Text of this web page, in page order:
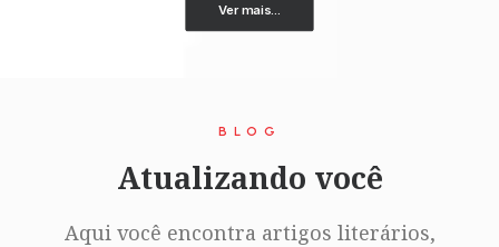
Ver mais...
BLOG
Atualizando você
Aqui você encontra artigos literários,